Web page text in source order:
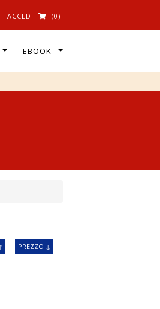
ACCEDI (0)
EBOOK
PREZZO ↓